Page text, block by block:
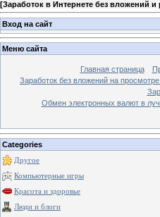
[Заработок в Интернете без вложений и
Вход на сайт
Меню сайта
Главная страница
Заработок без вложений на
Обмен электронных валют в
Categories
Другое
Компьютерные игры
Красота и здоровье
Люди и блоги